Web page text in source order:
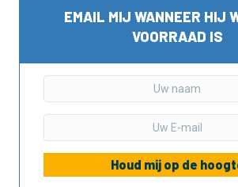
EMAIL MIJ WANNEER HIJ
VOORRAAD IS
Houd mij op de